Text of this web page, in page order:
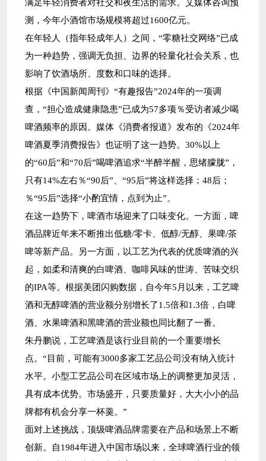
满足年轻消费者对社交和夜生活的需求。艾媒体咨询预
测，今年小酒馆市场规模将超过1600亿元。
在年轻人（指年轻成年人）之间，“零糖社交网络”已成
为一种趋势，强调无负担、边界的轻量化社会关系，也
影响了饮酒场所、度数和口味的选择。
根据《中国新闻周刊》“有趣报告”2024年的一项调
查，“担心造成健康隐患”已成为57多项％受访者减少喝
啤酒频率的原因。媒体《消费者报道》发布的《2024年
啤酒夏季消费报告》也证明了这一趋势。30%以上
的“60后”和“70后”喝啤酒追求“半醉半醒，思绪朦胧”，
只有14%左右％“90后”、“95后”将这样选择；48后；
％“95后”选择“小酌宜情，点到为止”。
在这一趋势下，啤酒市场迎来了口味变化。一方面，啤
酒品牌近年来不断推出低糖/零卡、低醇/无醇、果啤/茶
啤等新产品。另一方面，以工艺为代表的优质啤酒的兴
起，如柔和清爽的白啤酒、咖啡风味的世涛、苦味交织
的IPA等。根据美团闪购数据，自今年5月以来，工艺啤
酒和无醇啤酒的营业额分别增长了1.5倍和1.3倍，白啤
酒、水果啤酒和黑啤酒的营业额也同比翻了一番。
朱丹鹏说，工艺啤酒是该行业目前的一个重要增长
点。“目前，可能有3000多家工艺品公司没有纳入统计
水平。小型工艺品公司在区域市场上的调整更加灵活，
具有成本优势。市场盛开，只要质量好，大大小小的品
牌都有机会分享一杯羹。”
面对上述挑战，顶级啤酒品牌需要在产品和场景上不断
创新。自1984年进入中国市场以来，全球啤酒行业的领